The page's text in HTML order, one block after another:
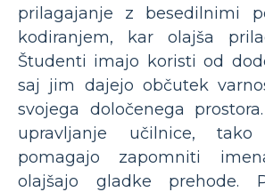
prilagajanje z besedilnimi
kodiranjem, kar olajša
Študenti imajo koristi od
saj jim dajejo občutek
svojega določenega
upravljanje učilnice,
pomagajo zapomniti
olajšajo gladke prehode.